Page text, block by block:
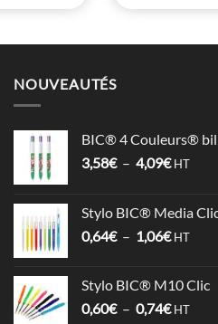
NOUVEAUTÉS
BIC® 4 Couleurs®
3,58€ – 4,09€Plage
3,58€
à
HT
Stylo BIC® Media
0,64€ – 1,06€Plage
0,64€
à
HT
Stylo BIC® M10 Clic
0,60€ – 0,74€Plage
HT